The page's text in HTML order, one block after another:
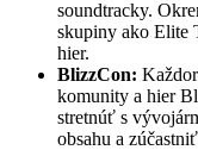
soundtracky.
skupiny ako Elite
hier.
BlizzCon:
komunity a hier
stretnúť s
obsahu a